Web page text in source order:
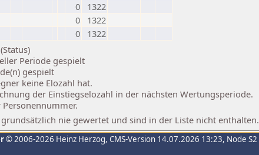
0
1322
0
1322
0
1322
Periode gespielt
gespielt
keine Elozahl hat.
der Einstiegselozahl in der nächsten Wertungsperiode.
nie gewertet und sind in der Liste nicht enthalten.
© 2006-2026 Heinz Herzog, CMS-Version 14.07.2026 13:23, Node S2